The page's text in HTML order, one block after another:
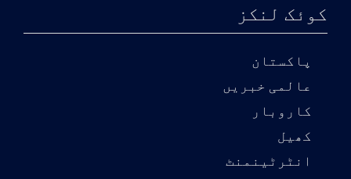
کوئک لنکز
پاکستان
عالمی خبریں
کاروبار
کھیل
انٹرٹینمنٹ